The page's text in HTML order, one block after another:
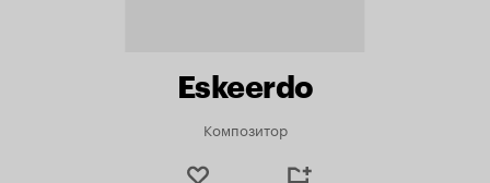
Eskeerdo
Композитор